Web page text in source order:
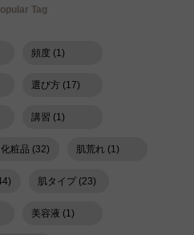
Tag
頻度 (1)
選び方 (17)
講習 (1)
粧品 (32) 肌荒れ (1)
肌タイプ (23)
美容液 (1)